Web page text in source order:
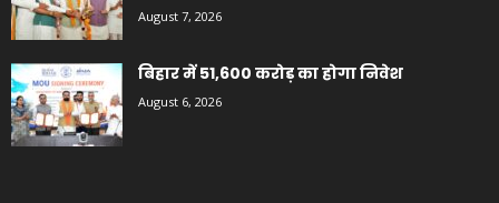
August 7, 2026
बिहार में 51,600 करोड़ का होगा निवेश
August 6, 2026